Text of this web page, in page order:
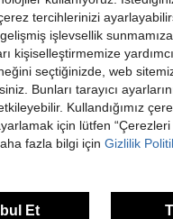
Duvar Askı Vazosu, Taze Çiçekler/Kurutulmuş Çiçekler İçin Uygun, Asılabilir Hidroponik Küçük Vazo, Duvar Dekor Aksanı veya Arka Plan Duvar Dekoru
tercihlerinizi
işlevsellik
kişiselleştirmemize
seçtiğinizde, web
Bunları tarayıcı
Kullandığımız
için lütfen
fazla bilgi için Gizlilik
Et